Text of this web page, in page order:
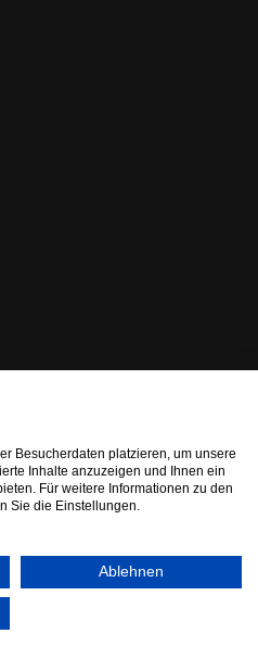
Besucherdaten platzieren, um unsere
Inhalte anzuzeigen und Ihnen ein
Für weitere Informationen zu den
Sie die Einstellungen.
Ablehnen